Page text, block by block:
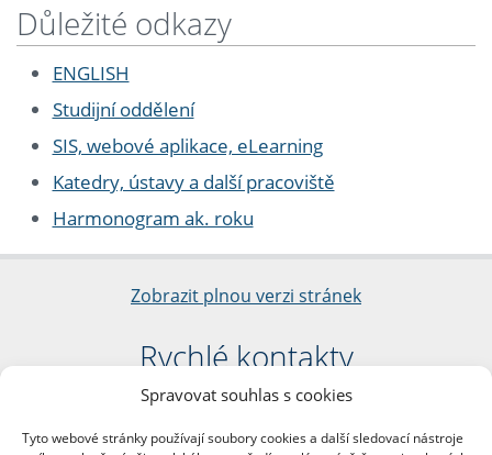
Spravovat souhlas s cookies
Tyto webové stránky používají soubory cookies a další sledovací nástroje
Důležité odkazy
ENGLISH
Studijní oddělení
SIS, webové aplikace, eLearning
Katedry, ústavy a další pracoviště
Harmonogram ak. roku
Zobrazit plnou verzi stránek
Rychlé kontakty
Filozofická fakulta
nám. Jana Palacha 1/2